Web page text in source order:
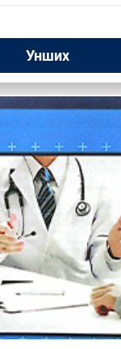
Унших